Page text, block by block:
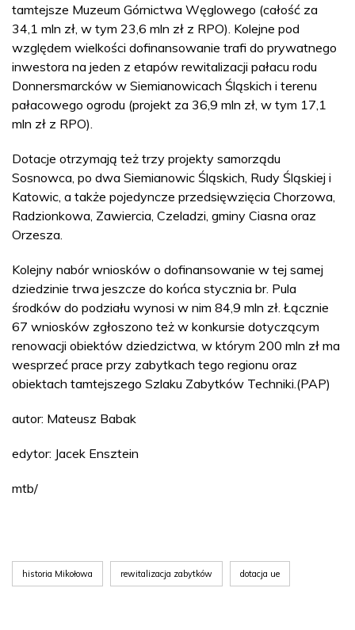
tamtejsze Muzeum Górnictwa Węglowego (całość za
34,1 mln zł, w tym 23,6 mln zł z RPO). Kolejne pod
względem wielkości dofinansowanie trafi do prywatnego
inwestora na jeden z etapów rewitalizacji pałacu rodu
Donnersmarcków w Siemianowicach Śląskich i terenu
pałacowego ogrodu (projekt za 36,9 mln zł, w tym 17,1
mln zł z RPO).
Dotacje otrzymają też trzy projekty samorządu
Sosnowca, po dwa Siemianowic Śląskich, Rudy Śląskiej i
Katowic, a także pojedyncze przedsięwzięcia Chorzowa,
Radzionkowa, Zawiercia, Czeladzi, gminy Ciasna oraz
Orzesza.
Kolejny nabór wniosków o dofinansowanie w tej samej
dziedzinie trwa jeszcze do końca stycznia br. Pula
środków do podziału wynosi w nim 84,9 mln zł. Łącznie
67 wniosków zgłoszono też w konkursie dotyczącym
renowacji obiektów dziedzictwa, w którym 200 mln zł ma
wesprzeć prace przy zabytkach tego regionu oraz
obiektach tamtejszego Szlaku Zabytków Techniki.(PAP)
autor: Mateusz Babak
edytor: Jacek Ensztein
mtb/
historia Mikołowa rewitalizacja zabytków dotacja ue